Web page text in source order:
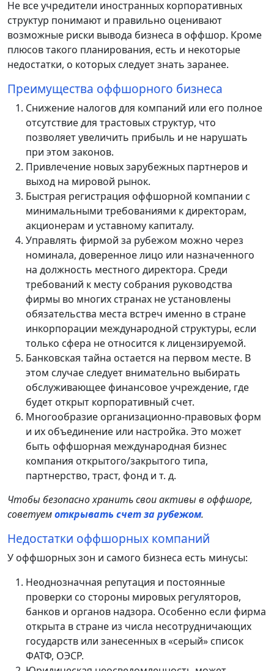
Не все учредители иностранных корпоративных
структур понимают и правильно оценивают
возможные риски вывода бизнеса в оффшор. Кроме
плюсов такого планирования, есть и некоторые
недостатки, о которых следует знать заранее.
Преимущества оффшорного бизнеса
Снижение налогов для компаний или его полное
отсутствие для трастовых структур, что
позволяет увеличить прибыль и не нарушать
при этом законов.
Привлечение новых зарубежных партнеров и
выход на мировой рынок.
Быстрая регистрация оффшорной компании с
минимальными требованиями к директорам,
акционерам и уставному капиталу.
Управлять фирмой за рубежом можно через
номинала, доверенное лицо или назначенного
на должность местного директора. Среди
требований к месту собрания руководства
фирмы во многих странах не установлены
обязательства места встреч именно в стране
инкорпорации международной структуры, если
только сфера не относится к лицензируемой.
Банковская тайна остается на первом месте. В
этом случае следует внимательно выбирать
обслуживающее финансовое учреждение, где
будет открыт корпоративный счет.
Многообразие организационно-правовых форм
и их объединение или настройка. Это может
быть оффшорная международная бизнес
компания открытого/закрытого типа,
партнерство, траст, фонд и т. д.
Чтобы безопасно хранить свои активы в оффшоре,
советуемоткрывать счет за рубежом.
Недостатки оффшорных компаний
У оффшорных зон и самого бизнеса есть минусы:
Неоднозначная репутация и постоянные
проверки со стороны мировых регуляторов,
банков и органов надзора. Особенно если фирма
открыта в стране из числа несотрудничающих
государств или занесенных в «серый» список
ФАТФ, ОЭСР.